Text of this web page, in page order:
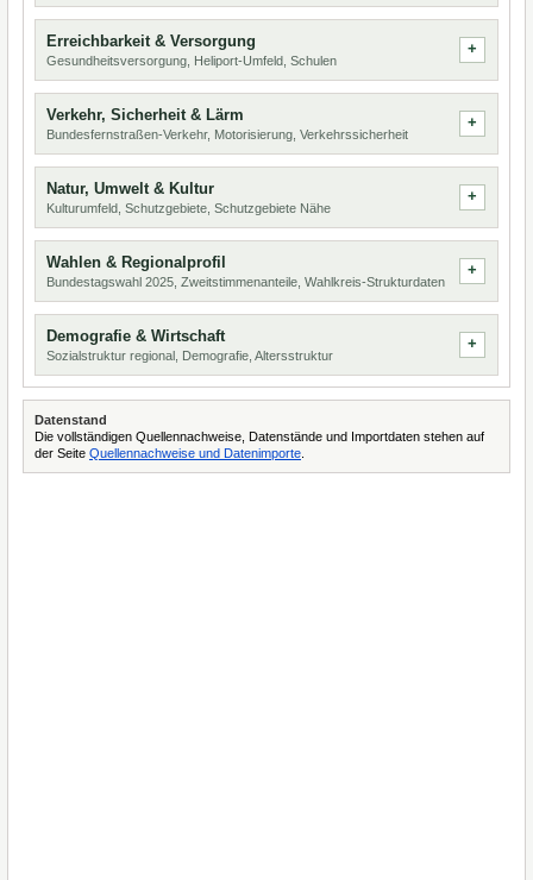
Erreichbarkeit & Versorgung
Gesundheitsversorgung, Heliport-Umfeld, Schulen
Verkehr, Sicherheit & Lärm
Bundesfernstraßen-Verkehr, Motorisierung, Verkehrssicherheit
Natur, Umwelt & Kultur
Kulturumfeld, Schutzgebiete, Schutzgebiete Nähe
Wahlen & Regionalprofil
Bundestagswahl 2025, Zweitstimmenanteile, Wahlkreis-Strukturdaten
Demografie & Wirtschaft
Sozialstruktur regional, Demografie, Altersstruktur
Datenstand
Die vollständigen Quellennachweise, Datenstände und Importdaten stehen auf
der Seite Quellennachweise und Datenimporte